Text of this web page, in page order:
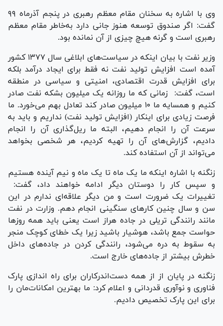
وی با اشاره به سخنان مقام معظم رهبری در پنجم آذرماه ۹۹
گفت: اگر صندوق توسعه هنوز جانی دارد به‌خاطر مقام معظم
رهبری است و گرنه هیچ چیزی از آن نمانده بود.
وزیر نفت با بیان اینکه در سیاست‌های ابلاغی سال ۱۳۷۷ کشور
آمده است افزایش تولید نفت نه فقط برای ایجاد درآمد بلکه
برای افزایش قدرت اقتصادی، امنیتی و سیاسی در منطقه
است، گفت: زمانی که ما روزانه یک میلیون بشکه نفت صادر
کنیم و همسایه ما ۱۰ میلیون صادر کند تعادل بهم می‌خورد. ما
فرصت زیادی برای اینکار (افزایش تولید نفت) نداریم و باید به
سرعت آن را انجام دهیم، البته ما ریل‌گذاری آن را انجام
دادیم، گزارش‌های آن را تهیه کردیم، هر شخصی بخواهد
می‌تواند از آن استفاده کند.
زنگنه با اشاره اینکه ما یک ماه تا یک ماه و نیم آینده هستیم
و سپس کار را دوستان دیگر ادامه خواهند داد، گفت:
تغییرات یک ضرورت است و من دیگر علاقه‌ای ندارم در این
سن و سال چنین کارهای سنگینی انجام دهم. وزارت در نفت
مانند رانندگی تریلی در جاده هراز است یعنی باید همه روزها
حواست جمع باشد، هوشیار باشید زیرا یک خطای کوچک منجر
به سقوط به دره می‌شود، رانندگی کردن در جاده‌های داخل
خطرش بیشتر از جاده‌های خارج است.
زنگنه در پایان از از همه دست‌اندرکاران برای راه اندازی پارک
فناوری و نوآوری قدردانی و اعلام کرد: ما بهترین امکانات‌مان را
برای این پارک تخصیص دادیم.